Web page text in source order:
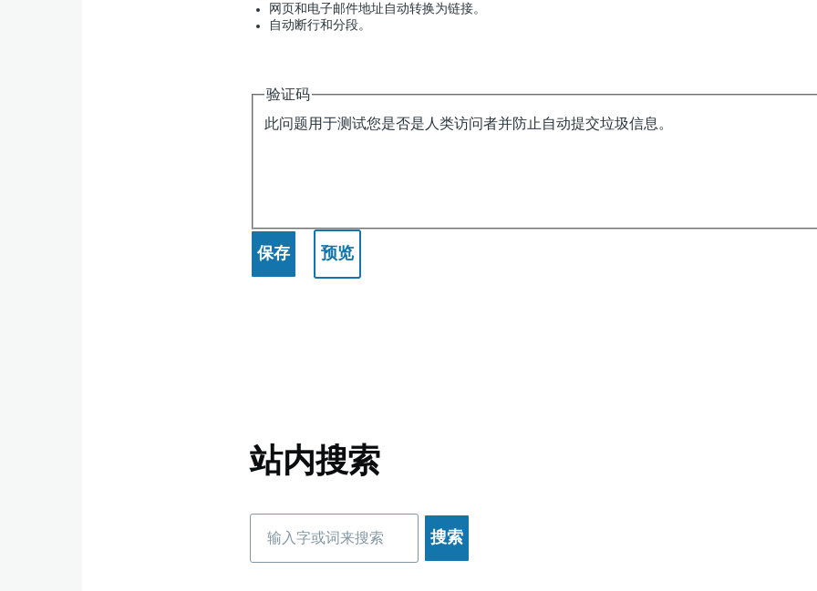
网页和电子邮件地址自动转换为链接。
自动断行和分段。
验证码
此问题用于测试您是否是人类访问者并防止自动提交垃圾信息。
站内搜索